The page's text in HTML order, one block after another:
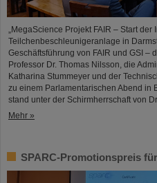
„MegaScience Projekt FAIR – Start
Teilchenbeschleunigeranlage in
Geschäftsführung von FAIR und GSI –
Professor Dr. Thomas Nilsson, die
Katharina Stummeyer und der
zu einem Parlamentarischen Abend in
stand unter der Schirmherrschaft von
Mehr »
SPARC-Promotionspreis